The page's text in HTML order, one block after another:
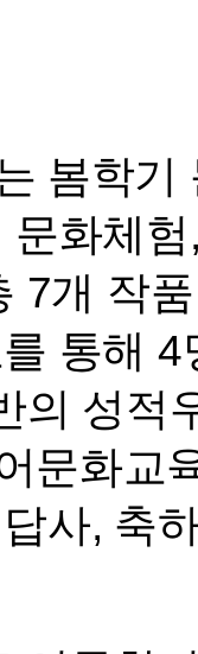
봄학
문화체
7개 작
통해
의 성적
문화교
사, 축